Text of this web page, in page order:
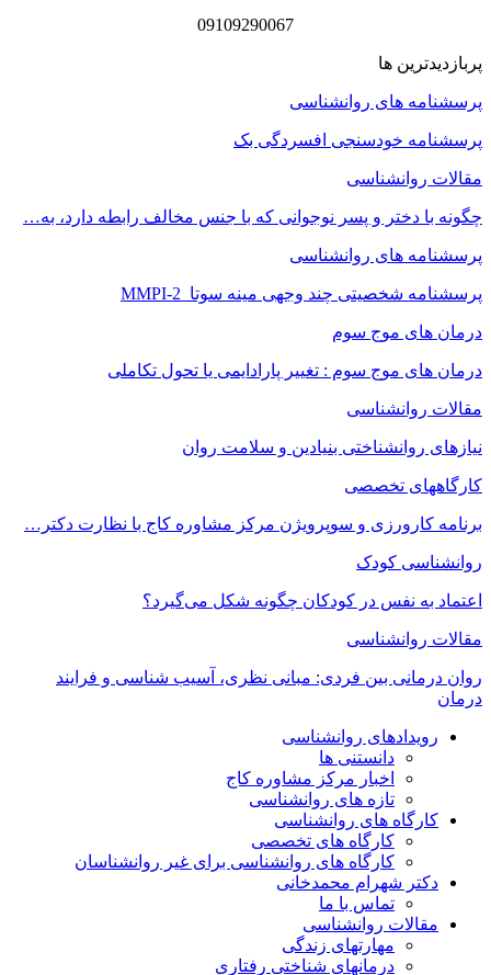
09109290067
پربازدیدترین ها
پرسشنامه های روانشناسی
پرسشنامه خودسنجی افسردگی بک
مقالات روانشناسی
چگونه با دختر و پسر نوجوانی که با جنس مخالف رابطه دارد، به…
پرسشنامه های روانشناسی
پرسشنامه شخصیتی چند وجهی مینه سوتا MMPI-2
درمان های موج سوم
درمان های موج سوم : تغییر پارادایمی یا تحول تکاملی
مقالات روانشناسی
نیازهای روانشناختی بنیادین و سلامت روان
کارگاههای تخصصی
برنامه کارورزی و سوپرویژن مرکز مشاوره کاج با نظارت دکتر…
روانشناسی کودک
اعتماد به‌ نفس در کودکان چگونه شکل می‌گیرد؟
مقالات روانشناسی
روان درمانی بین فردی: مبانی نظری، آسیب شناسی و فرایند
درمان
رویدادهای روانشناسی
دانستنی ها
اخبار مرکز مشاوره کاج
تازه های روانشناسی
کارگاه های روانشناسی
کارگاه های تخصصی
کارگاه های روانشناسی برای غیر روانشناسان
دکتر شهرام محمدخانی
تماس با ما
مقالات روانشناسی
مهارتهای زندگی
درمانهای شناختی رفتاری